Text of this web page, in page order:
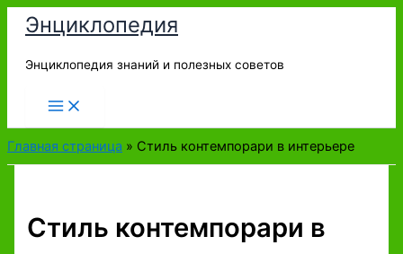
Перейти
содержимому
Энциклопедия
Энциклопедия знаний и полезных советов
Главная страница » Стиль контемпорари в интерьере
Стиль контемпорари в